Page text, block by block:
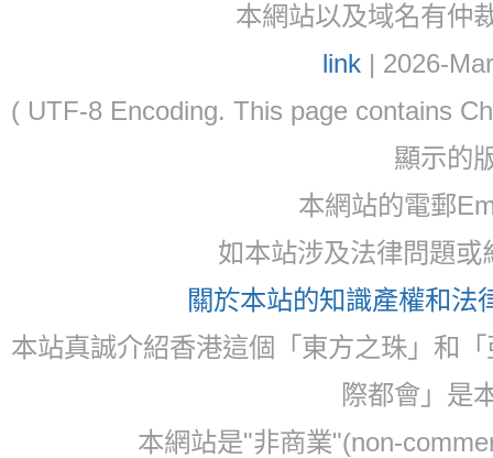
本網站以及域名有仲
link| 2026-
( UTF-8 Encoding. This page contains
顯示的
本網站的電郵
如本站涉及法律問題
關於本站的知識產權和法
本站真誠介紹香港這個「東方之珠」和
際都會」是
本網站是"非商業"(non-